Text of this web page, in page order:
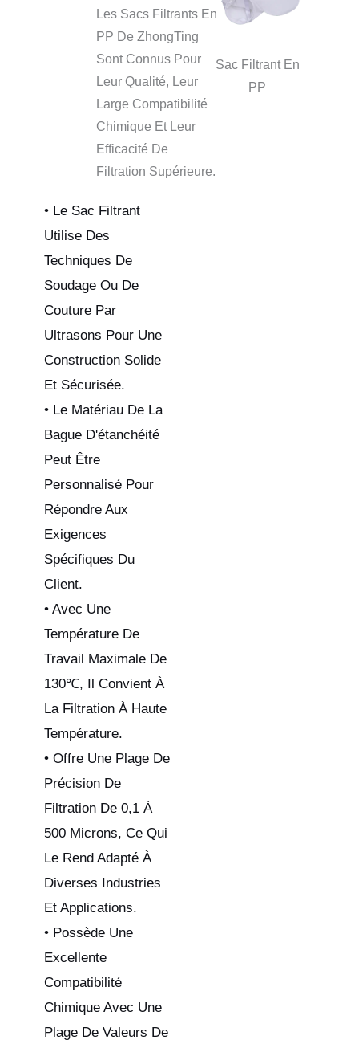
Les Sacs Filtrants En
PP De ZhongTing
Sont Connus Pour
Leur Qualité, Leur
Large Compatibilité
Chimique Et Leur
Efficacité De
Filtration Supérieure.
• Le Sac Filtrant
Utilise Des
Techniques De
Soudage Ou De
Couture Par
Ultrasons Pour Une
Construction Solide
Et Sécurisée.
• Le Matériau De La
Bague D'étanchéité
Peut Être
Personnalisé Pour
Répondre Aux
Exigences
Spécifiques Du
Client.
• Avec Une
Température De
Travail Maximale De
130℃, Il Convient À
La Filtration À Haute
Température.
• Offre Une Plage De
Précision De
Filtration De 0,1 À
500 Microns, Ce Qui
Le Rend Adapté À
Diverses Industries
Et Applications.
• Possède Une
Excellente
Compatibilité
Chimique Avec Une
Plage De Valeurs De
Sac Filtrant En
PP